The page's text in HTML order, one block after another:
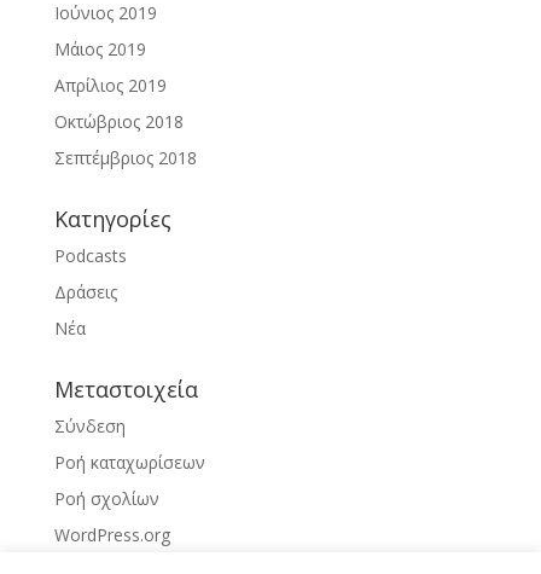
Ιούνιος 2019
Μάιος 2019
Απρίλιος 2019
Οκτώβριος 2018
Σεπτέμβριος 2018
Kατηγορίες
Podcasts
Δράσεις
Νέα
Μεταστοιχεία
Σύνδεση
Ροή καταχωρίσεων
Ροή σχολίων
WordPress.org